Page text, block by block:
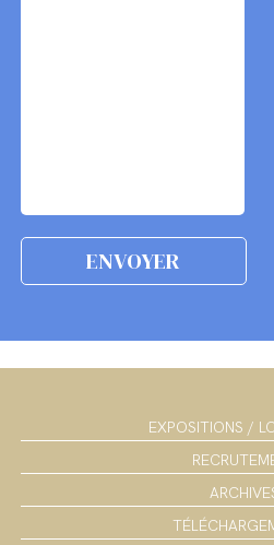
EXPOSITIONS /